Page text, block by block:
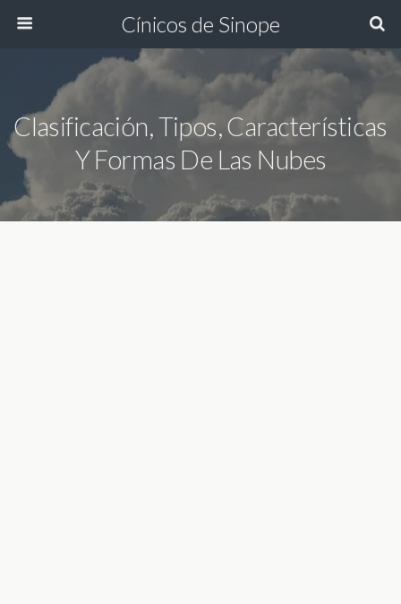
Cínicos de Sinope
Clasificación, Tipos, Características
Y Formas De Las Nubes